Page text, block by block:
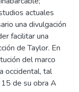
actuales
una divulgación
facilitar una
de Taylor. En
del marco
occidental, tal
de su obra A